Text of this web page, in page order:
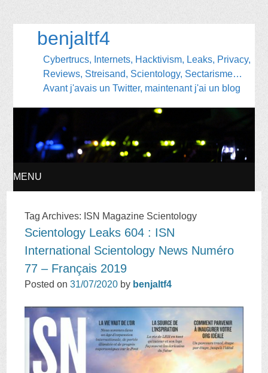
benjaltf4
Cybertrucs, Internets, Hacktivism, Leaks, Privacy,
Reviews, Streisand, Scientology, Sectarisme…
Avant j'avais un Twitter, maintenant j'ai un blog
MENU
TO
CONTENT
Tag Archives: ISN Magazine Scientology
Scientology Leaks 604 : ISN
International Scientology News Numéro
77 – Français 2019
Posted on31/07/2020 by benjaltf4